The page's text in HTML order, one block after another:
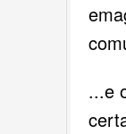
...e